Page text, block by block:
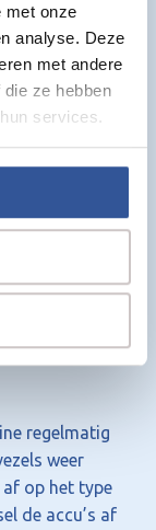
met onze
analyse. Deze
met andere
ze hebben
services.
met
regelmatig
weer
op het type
de accu’s af